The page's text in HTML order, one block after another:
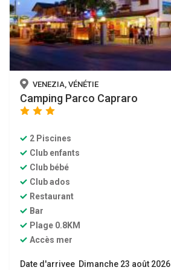
VENEZIA, VÉNÉTIE
Camping Parco Capraro
star star
2 Piscines
Club enfants
Club bébé
Club ados
Restaurant
Bar
Plage 0.8KM
Accès mer
Date d'arrivee Dimanche 23 août 2026